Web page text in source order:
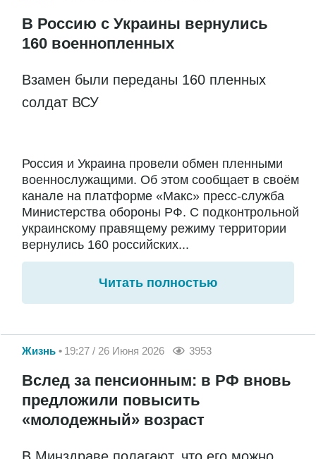
В Россию с Украины вернулись
160 военнопленных
Взамен были переданы 160 пленных
солдат ВСУ
Россия и Украина провели обмен пленными
военнослужащими. Об этом сообщает в своём
канале на платформе «Макс» пресс-служба
Министерства обороны РФ. С подконтрольной
украинскому правящему режиму территории
вернулись 160 российских...
Читать полностью
Жизнь 19:27 / 26 Июня 2026 3953
Вслед за пенсионным: в РФ вновь
предложили повысить
«молодежный» возраст